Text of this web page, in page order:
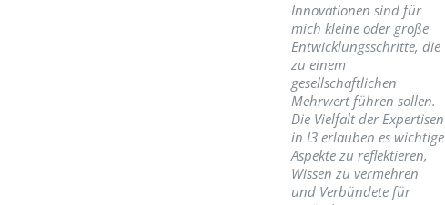
Innovationen sind für
mich kleine oder große
Entwicklungsschritte, die
zu einem
gesellschaftlichen
Mehrwert führen sollen.
Die Vielfalt der Expertisen
in I3 erlauben es wichtige
Aspekte zu reflektieren,
Wissen zu vermehren
und Verbündete für